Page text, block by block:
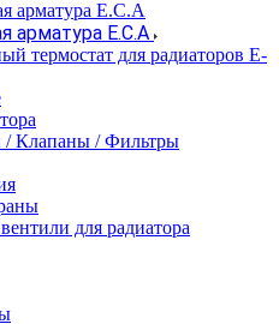
арматура E.C.A
термостат для радиаторов E-
/ Клапаны / Фильтры
для радиатора